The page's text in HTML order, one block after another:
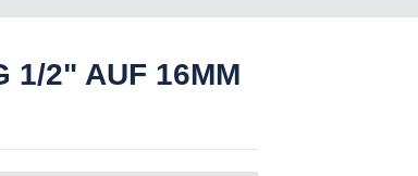
1/2" AUF 16MM